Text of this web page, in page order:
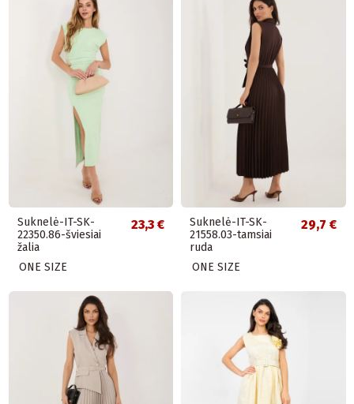
Suknelė-IT-SK-
22350.86-šviesiai
žalia
23,3 €
ONE SIZE
Suknelė-IT-SK-
21558.03-tamsiai
ruda
29,7 €
ONE SIZE